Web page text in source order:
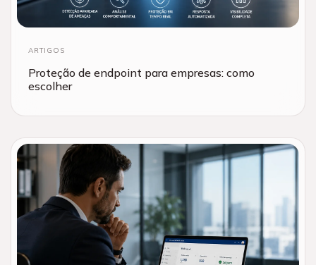
ARTIGOS
Proteção de endpoint para empresas: como
escolher